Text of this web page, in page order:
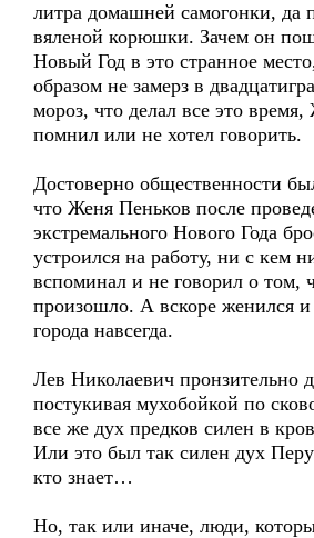
литра домашней самогонки, да
вяленой корюшки. Зачем он
Новый Год в это странное
образом не замерз в
мороз, что делал все это
помнил или не хотел говорить.
Достоверно общественности
что Женя Пеньков после
экстремального Нового Года
устроился на работу, ни с кем
вспоминал и не говорил о том,
произошло. А вскоре женился и
города навсегда.
Лев Николаевич пронзительно
постукивая мухобойкой по
все же дух предков силен в
Или это был так силен дух
кто знает…
Но, так или иначе, люди,